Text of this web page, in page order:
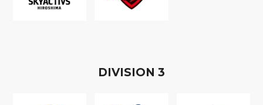
DIVISION 3